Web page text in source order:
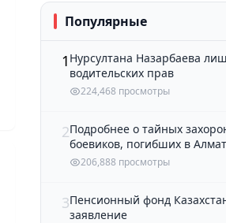
Популярные
1 Нурсултана Назарбаева
водительских прав
224,468 просмотры
2Подробнее о тайных
боевиков, погибших в
рассказали в полиции
206,888 просмотры
3Пенсионный фонд
заявление